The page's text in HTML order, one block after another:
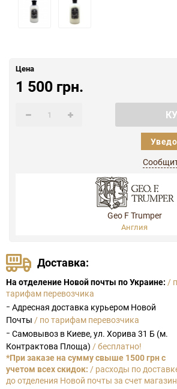
Цена
1 500 грн.
Geo F Trumper
Англия
Доставка:
На отделение Новой почты по Украине: /
тарифам перевозчика
- Адресная доставка курьером Новой
Почты / по тарифам перевозчика
- Самовывоз в Киеве, ул. Хорива 31 Б (м.
Контрактова Площа) / бесплатно!
*При заказе на сумму свыше 1500 грн с
учетом всех скидок: / расходы по
до отделения Новой почты за счет